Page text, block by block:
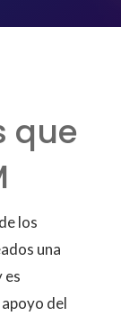
que
los
una
es
del